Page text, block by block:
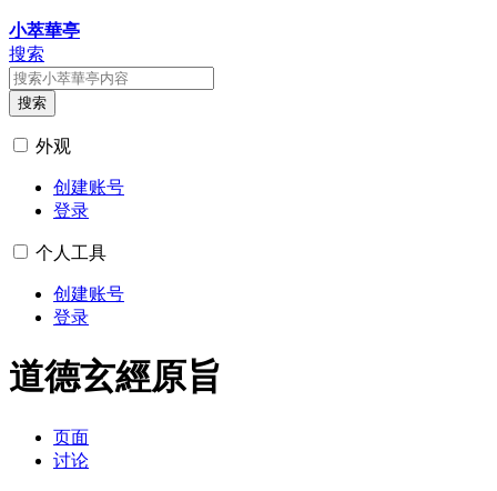
小萃華亭
搜索
搜索
外观
创建账号
登录
个人工具
创建账号
登录
道德玄經原旨
页面
讨论